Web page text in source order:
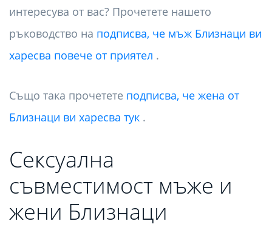
интересува от вас? Прочетете нашето
ръководство на подписва, че мъж Близнаци ви
харесва повече от приятел .
Също така прочетете подписва, че жена от
Близнаци ви харесва тук .
Сексуална
съвместимост мъже и
жени Близнаци